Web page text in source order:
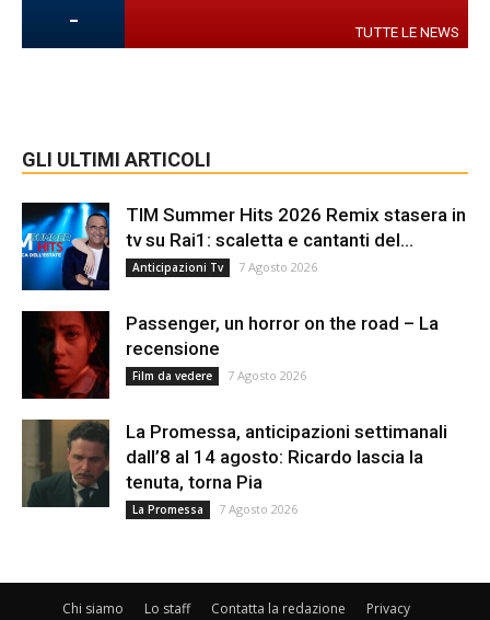
- TUTTE LE NEWS
GLI ULTIMI ARTICOLI
TIM Summer Hits 2026 Remix stasera in
tv su Rai1: scaletta e cantanti del...
Anticipazioni Tv 7 Agosto 2026
Passenger, un horror on the road – La
recensione
Film da vedere 7 Agosto 2026
La Promessa, anticipazioni settimanali
dall’8 al 14 agosto: Ricardo lascia la
tenuta, torna Pia
La Promessa 7 Agosto 2026
Chi siamo Lo staff Contatta la redazione Privacy